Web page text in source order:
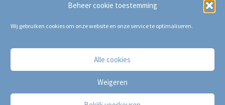
Beheer cookie toestemming
Wij gebruiken cookies om onze website en onze service te optimaliseren.
Alle cookies
Weigeren
Copyright Bij Cora 2025